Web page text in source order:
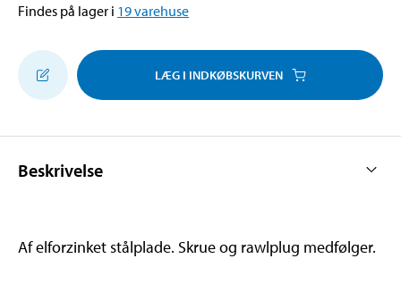
Findes på lager i 19varehuse
LÆG I INDKØBSKURVEN
Beskrivelse
Af elforzinket stålplade. Skrue og rawlplug medfølger.